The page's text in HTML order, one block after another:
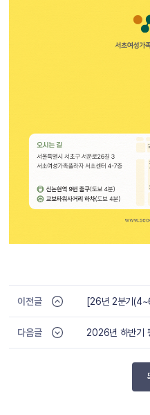
이전글
다음글 2026년 하반기